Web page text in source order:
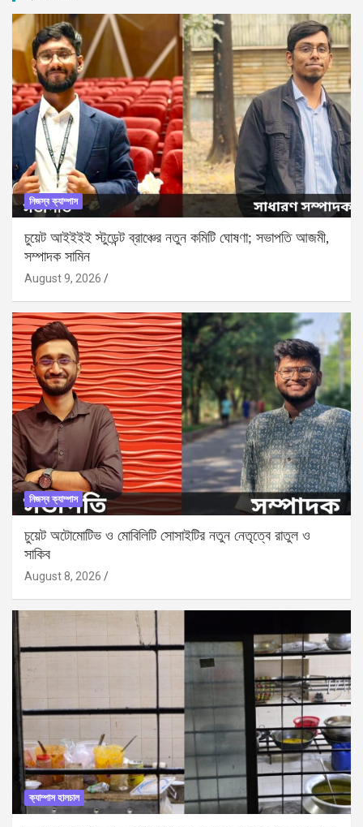
নিজস্ব ক্যাম্পাস
চুয়েট আইইইই স্টুডেন্ট ব্রাঞ্চের নতুন কমিটি ঘোষণা; সভাপতি আজমী,
সম্পাদক সামিন
August 9, 2026
নিজস্ব ক্যাম্পাস
চুয়েট অটোমোটিভ ও মোবিলিটি সোসাইটির নতুন নেতৃত্বে রাতুল ও
সাকিব
August 8, 2026
ক্যাম্পাস হালচাল